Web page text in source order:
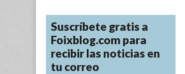
Suscríbete gratis a
Foixblog.com para
recibir las noticias en
tu correo